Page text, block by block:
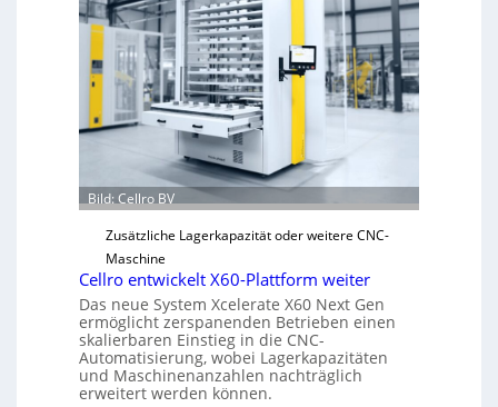
n
s
c
h
e
r
Ü
r
a
s
t
s
c
Bild: Cellro BV
Zusätzliche Lagerkapazität oder weitere CNC-
Maschine
Cellro entwickelt X60-Plattform weiter
Das neue System Xcelerate X60 Next Gen
ermöglicht zerspanenden Betrieben einen
skalierbaren Einstieg in die CNC-
Automatisierung, wobei Lagerkapazitäten
und Maschinenanzahlen nachträglich
erweitert werden können.